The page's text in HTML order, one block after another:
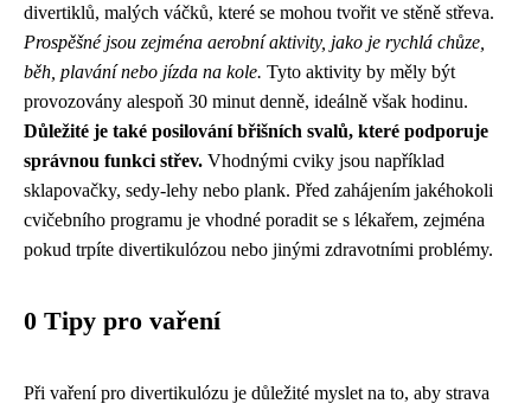
divertiklů, malých váčků, které se mohou tvořit ve stěně střeva.
Prospěšné jsou zejména aerobní aktivity, jako je rychlá chůze,
běh, plavání nebo jízda na kole. Tyto aktivity by měly být
provozovány alespoň 30 minut denně, ideálně však hodinu.
Důležité je také posilování břišních svalů, které podporuje
správnou funkci střev. Vhodnými cviky jsou například
sklapovačky, sedy-lehy nebo plank. Před zahájením jakéhokoli
cvičebního programu je vhodné poradit se s lékařem, zejména
pokud trpíte divertikulózou nebo jinými zdravotními problémy.
0 Tipy pro vaření
Při vaření pro divertikulózu je důležité myslet na to, aby strava